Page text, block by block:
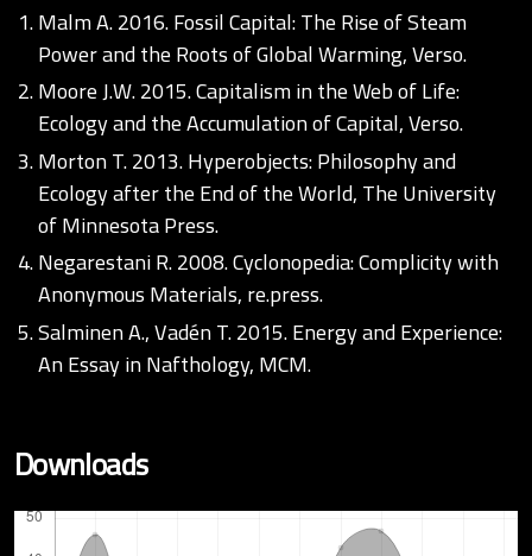
Malm A. 2016. Fossil Capital: The Rise of Steam
Power and the Roots of Global Warming, Verso.
Moore J.W. 2015. Capitalism in the Web of Life:
Ecology and the Accumulation of Capital, Verso.
Morton T. 2013. Hyperobjects: Philosophy and
Ecology after the End of the World, The University
of Minnesota Press.
Negarestani R. 2008. Cyclonopedia: Complicity with
Anonymous Materials, re.press.
Salminen A., Vadén T. 2015. Energy and Experience:
An Essay in Nafthology, MCM.
Downloads